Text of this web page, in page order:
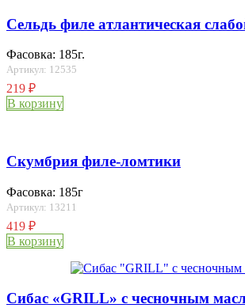
Сельдь филе атлантическая
Фасовка: 185г.
Артикул: 12535
219 ₽
В корзину
Скумбрия филе-ломтики
Фасовка: 185г
Артикул: 13211
419 ₽
В корзину
Сибас «GRILL» с чесночным